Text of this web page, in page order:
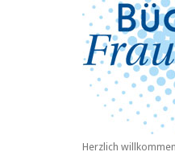
Herzlich